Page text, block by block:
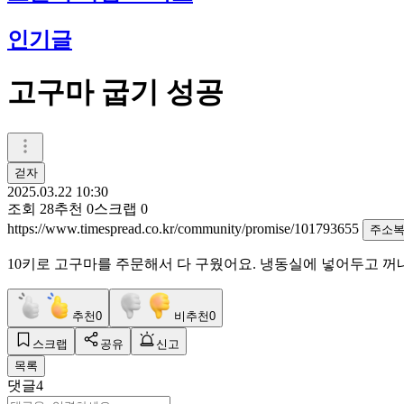
인기글
고구마 굽기 성공
걷자
2025.03.22 10:30
조회 28추천 0스크랩 0
https://www.timespread.co.kr/community/promise/101793655
주소
10키로 고구마를 주문해서 다 구웠어요. 냉동실에 넣어두고 꺼
추천0 비추천0
스크랩 공유
신고
목록
댓글4